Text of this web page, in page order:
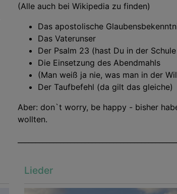
(Alle auch bei Wikipedia zu finden)
Das apostolische
Das Vaterunser
Der Psalm 23 (hast Du in der
Die Einsetzung des Abendmahls
(Man weiß ja nie, was man in der
Der Taufbefehl (da gilt das gleiche)
Aber: don`t worry, be happy - bisher
wollten.
Lieder